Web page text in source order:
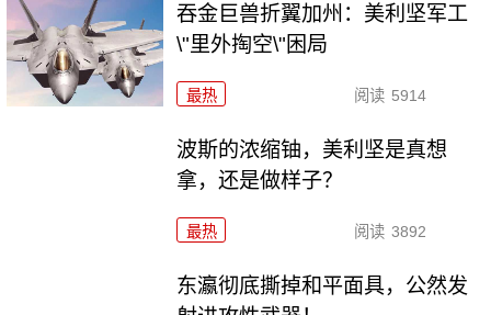
吞金巨兽折翼加州：美利坚军工
\"里外掏空\"困局
最热 阅读 5914
波斯的浓缩铀，美利坚是真想
拿，还是做样子？
最热 阅读 3892
东瀛彻底撕掉和平面具，公然发